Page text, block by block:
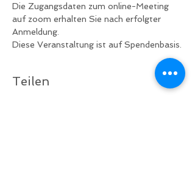
Die Zugangsdaten zum online-Meeting
auf zoom erhalten Sie nach erfolgter
Anmeldung.
Diese Veranstaltung ist auf Spendenbasis.
Teilen